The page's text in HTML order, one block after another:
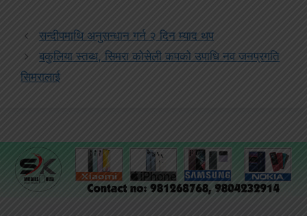
सन्दीपमाथि अनुसन्धान गर्न २ दिन म्याद थप
बकुलिया स्तब्ध, सिमरा कोसेली कपको उपाधि नव जनप्रगति
सिमरालाई